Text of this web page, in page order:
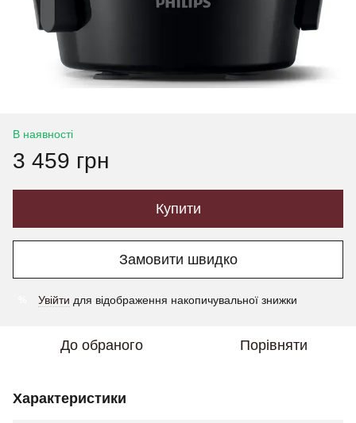
В наявності
3 459 грн
Купити
Замовити швидко
Увійти для відображення накопичувальної знижки
До обраного Порівняти
Характеристики